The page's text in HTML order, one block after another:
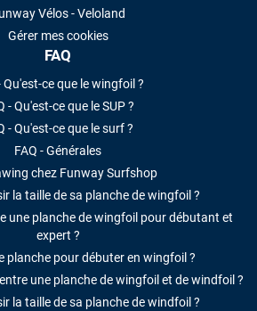
Vélos - Veloland
Gérer mes cookies
FAQ
Qu'est-ce que le wingfoil ?
- Qu'est-ce que le SUP ?
- Qu'est-ce que le surf ?
FAQ - Générales
chez Funway Surfshop
la taille de sa planche de wingfoil ?
une planche de wingfoil pour débutant et
expert ?
planche pour débuter en wingfoil ?
une planche de wingfoil et de windfoil ?
la taille de sa planche de windfoil ?